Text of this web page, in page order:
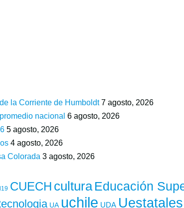
la Corriente de Humboldt 7 agosto, 2026
nacional 6 agosto, 2026
5 agosto, 2026
4 agosto, 2026
Colorada 3 agosto, 2026
CUECH culturaEducación
UA uchile UDA Uestatales